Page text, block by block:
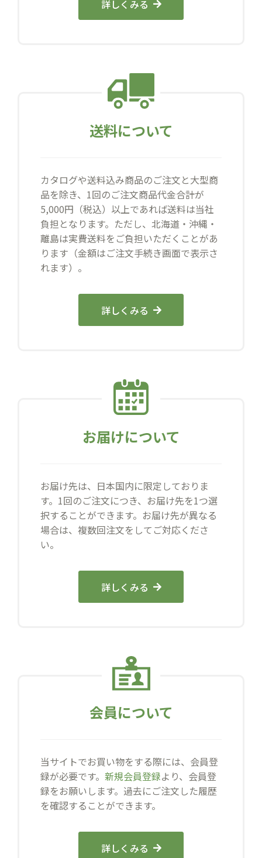
詳しくみる
送料について
カタログや送料込み商品のご注文と大型商
品を除き、1回のご注文商品代金合計が
5,000円（税込）以上であれば送料は当社
負担となります。ただし、北海道・沖縄・
離島は実費送料をご負担いただくことがあ
ります（金額はご注文手続き画面で表示さ
れます）。
詳しくみる
お届けについて
お届け先は、日本国内に限定しておりま
す。1回のご注文につき、お届け先を1つ選
択することができます。お届け先が異なる
場合は、複数回注文をしてご対応くださ
い。
詳しくみる
会員について
当サイトでお買い物をする際には、会員登
録が必要です。 新規会員登録より、会員登
録をお願いします。過去にご注文した履歴
を確認することができます。
詳しくみる